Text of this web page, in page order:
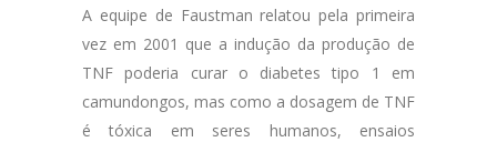
A equipe de Faustman relatou pela primeira
vez em 2001 que a indução da produção de
TNF poderia curar o diabetes tipo 1 em
camundongos, mas como a dosagem de TNF
é tóxica em seres humanos, ensaios